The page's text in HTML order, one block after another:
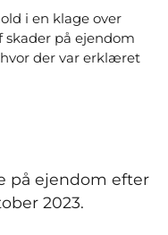
i en klage over
skader på ejendom
der var erklæret
på ejendom efter
2023.